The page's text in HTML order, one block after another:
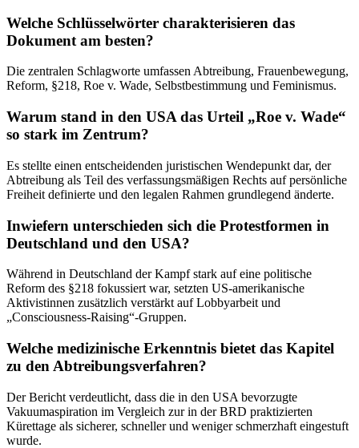
Welche Schlüsselwörter charakterisieren das
Dokument am besten?
Die zentralen Schlagworte umfassen Abtreibung, Frauenbewegung,
Reform, §218, Roe v. Wade, Selbstbestimmung und Feminismus.
Warum stand in den USA das Urteil „Roe v. Wade“
so stark im Zentrum?
Es stellte einen entscheidenden juristischen Wendepunkt dar, der
Abtreibung als Teil des verfassungsmäßigen Rechts auf persönliche
Freiheit definierte und den legalen Rahmen grundlegend änderte.
Inwiefern unterschieden sich die Protestformen in
Deutschland und den USA?
Während in Deutschland der Kampf stark auf eine politische
Reform des §218 fokussiert war, setzten US-amerikanische
Aktivistinnen zusätzlich verstärkt auf Lobbyarbeit und
„Consciousness-Raising“-Gruppen.
Welche medizinische Erkenntnis bietet das Kapitel
zu den Abtreibungsverfahren?
Der Bericht verdeutlicht, dass die in den USA bevorzugte
Vakuumaspiration im Vergleich zur in der BRD praktizierten
Kürettage als sicherer, schneller und weniger schmerzhaft eingestuft
wurde.